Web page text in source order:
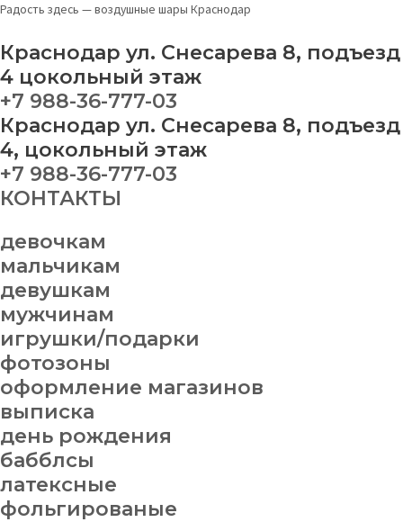
Перейти
содержимому
Радость здесь — воздушные шары Краснодар
Краснодар ул. Снесарева 8, подъезд
4 цокольный этаж
+7 988-36-777-03
Краснодар ул. Снесарева 8, подъезд
4, цокольный этаж
+7 988-36-777-03
КОНТАКТЫ
девочкам
мальчикам
девушкам
мужчинам
игрушки/подарки
фотозоны
оформление магазинов
выписка
день рождения
бабблсы
латексные
фольгированые
Шар
голубой
quantity